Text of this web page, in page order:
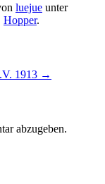
luejue unter
Hopper.
1913 →
abzugeben.